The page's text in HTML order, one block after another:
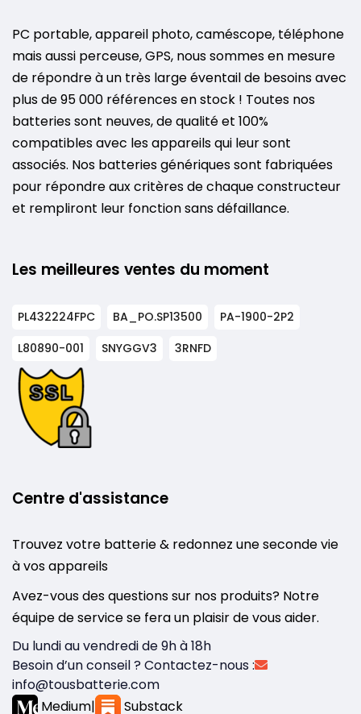
PC portable, appareil photo, caméscope, téléphone
mais aussi perceuse, GPS, nous sommes en mesure
de répondre à un très large éventail de besoins avec
plus de 95 000 références en stock ! Toutes nos
batteries sont neuves, de qualité et 100%
compatibles avec les appareils qui leur sont
associés. Nos batteries génériques sont fabriquées
pour répondre aux critères de chaque constructeur
et rempliront leur fonction sans défaillance.
Les meilleures ventes du moment
PL432224FPC BA_PO.SP13500
PA-1900-2P2
L80890-001
SNYGGV3 3RNFD
Centre d'assistance
Trouvez votre batterie & redonnez une seconde vie
à vos appareils
Avez-vous des questions sur nos produits? Notre
équipe de service se fera un plaisir de vous aider.
Du lundi au vendredi de 9h à 18h
Besoin d’un conseil ? Contactez-nous :
info@tousbatterie.com
Medium| Substack